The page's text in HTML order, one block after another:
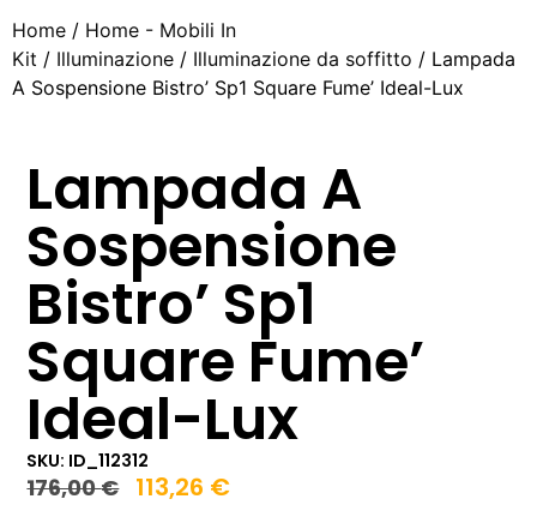
Home / Home - Mobili In
Kit / Illuminazione / Illuminazione da soffitto / Lampada
A Sospensione Bistro’ Sp1 Square Fume’ Ideal-Lux
Lampada A
Sospensione
Bistro’ Sp1
Square Fume’
Ideal-Lux
SKU: ID_112312
176,00€ 113,26 €